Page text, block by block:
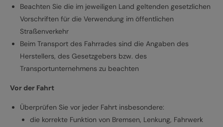
Beachten Sie die im jeweiligen Land geltenden gesetzlichen
Vorschriften für die Verwendung im öffentlichen
Straßenverkehr
Beim Transport des Fahrrades sind die Angaben des
Herstellers, des Gesetzgebers bzw. des
Transportunternehmens zu beachten
Vor der Fahrt
Überprüfen Sie vor jeder Fahrt insbesondere:
die korrekte Funktion von Bremsen, Lenkung, Fahrwerk